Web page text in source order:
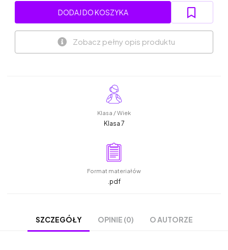
DODAJ DO KOSZYKA
Zobacz pełny opis produktu
Klasa / Wiek
Klasa 7
Format materiałów
.pdf
SZCZEGÓŁY OPINIE (0) O AUTORZE